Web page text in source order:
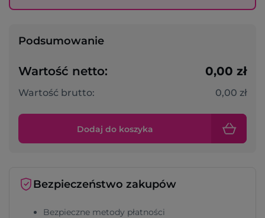
Podsumowanie
Wartość netto: 0,00 zł
Wartość brutto: 0,00 zł
Dodaj do koszyka
Bezpieczeństwo zakupów
Bezpieczne metody płatności